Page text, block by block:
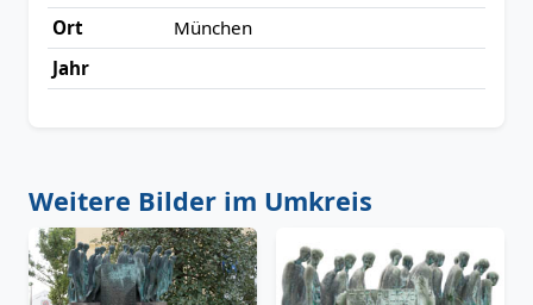
Ort
München
Jahr
Weitere Bilder im Umkreis